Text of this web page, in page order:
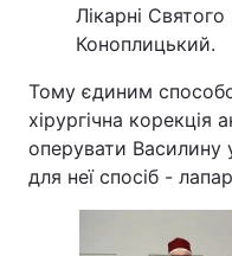
Лікарні
Коноплицький.
Тому єдиним
хірургічна корекція
оперувати
для неї спосіб -